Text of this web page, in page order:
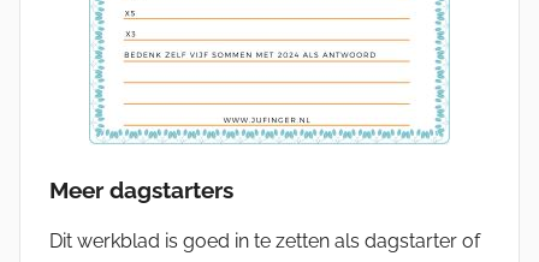
Meer dagstarters
Dit werkblad is goed in te zetten als dagstarter of